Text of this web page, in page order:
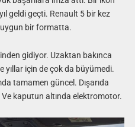
geldi geçti. Renault 5 bir kez
uygun bir formatta.
gidiyor. Uzaktan bakınca
yıllar için de çok da büyümedi.
tamamen güncel. Dışarıda
kaputun altında elektromotor.